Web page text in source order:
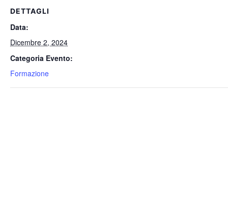
DETTAGLI
Data:
Dicembre 2, 2024
Categoria Evento:
Formazione